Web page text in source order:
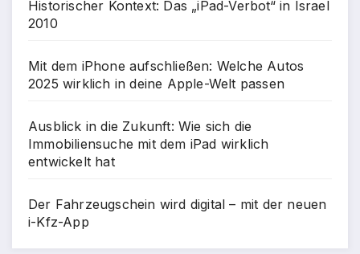
Historischer Kontext: Das „iPad-Verbot“ in Israel
2010
Mit dem iPhone aufschließen: Welche Autos
2025 wirklich in deine Apple-Welt passen
Ausblick in die Zukunft: Wie sich die
Immobiliensuche mit dem iPad wirklich
entwickelt hat
Der Fahrzeugschein wird digital – mit der neuen
i-Kfz-App